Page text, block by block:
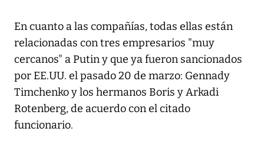
En cuanto a las compañías, todas ellas están
relacionadas con tres empresarios "muy
cercanos" a Putin y que ya fueron sancionados
por EE.UU. el pasado 20 de marzo: Gennady
Timchenko y los hermanos Boris y Arkadi
Rotenberg, de acuerdo con el citado
funcionario.